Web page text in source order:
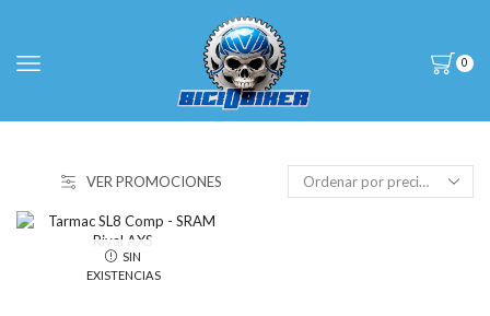
0
VER PROMOCIONES
SIN
EXISTENCIAS